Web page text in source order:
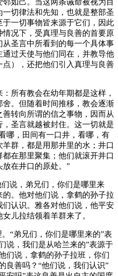
切律法和先知，也就是整部圣
一切事物皆来源于它们，因此
况下，受真理与良善的首要原
圣言中所看到的每一个具体事
过天使与他们同在，并教导他
），还把他们引入真理与良善
所有教会在幼年期都是这样，
。但随着时间推移，教会逐渐
转向所谓的信之事物，因而从
圣言就越被封住。这一切就是
哪，田间有一口井，看哪，有
群，都是用那井里的水；井口
都在那里聚集；他们就滚开井口
在井口的原处。”
说，弟兄们，你们是哪里来
。他对他们说，拿鹤的孙子拉
认识。雅各对他们说，他平安
儿拉结领着羊群来了。
“弟兄们，你们是哪里来的”表
说，我们是从哈兰来的”表源于
们说，拿鹤的孙子拉班，你们
良善吗？“他们说，我们认识”